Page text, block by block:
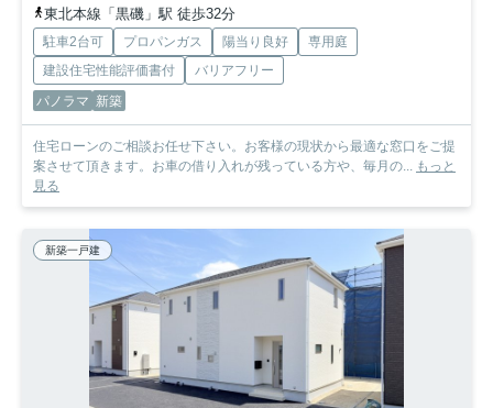
東北本線「黒磯」駅 徒歩32分
駐車2台可 プロパンガス 陽当り良好
専用庭
建設住宅性能評価書付
バリアフリー
パノラマ 新築
住宅ローンのご相談お任せ下さい。お客様の現状から最適な窓口をご提
案させて頂きます。お車の借り入れが残っている方や、毎月の... もっと
見る
新築一戸建